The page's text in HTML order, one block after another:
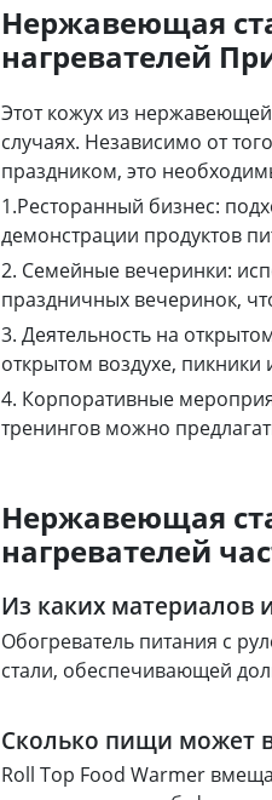
Нержавеющая
нагревателей
Этот кожух из
случаях. Независимо от
праздником, это
1.Ресторанный бизнес:
демонстрации продуктов
2. Семейные вечеринки:
праздничных вечеринок,
3. Деятельность на
открытом воздухе,
4. Корпоративные
тренингов можно
Нержавеющая
нагревателей
Из каких материалов
Обогреватель питания с
стали, обеспечивающей
Сколько пищи может
Roll Top Food Warmer